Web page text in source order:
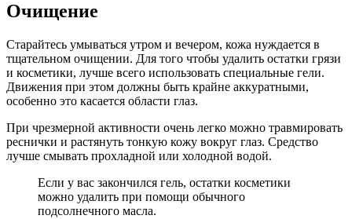
Очищение
Старайтесь умываться утром и вечером, кожа нуждается в
тщательном очищении. Для того чтобы удалить остатки грязи
и косметики, лучше всего использовать специальные гели.
Движения при этом должны быть крайне аккуратными,
особенно это касается области глаз.
При чрезмерной активности очень легко можно травмировать
реснички и растянуть тонкую кожу вокруг глаз. Средство
лучше смывать прохладной или холодной водой.
Если у вас закончился гель, остатки косметики
можно удалить при помощи обычного
подсолнечного масла.